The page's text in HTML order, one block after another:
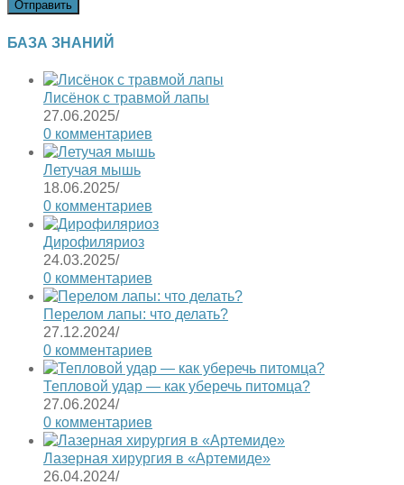
БАЗА ЗНАНИЙ
Лисёнок с травмой лапы
27.06.2025/
0 комментариев
Летучая мышь
18.06.2025/
0 комментариев
Дирофиляриоз
24.03.2025/
0 комментариев
Перелом лапы: что делать?
27.12.2024/
0 комментариев
Тепловой удар — как уберечь питомца?
27.06.2024/
0 комментариев
Лазерная хирургия в «Артемиде»
26.04.2024/